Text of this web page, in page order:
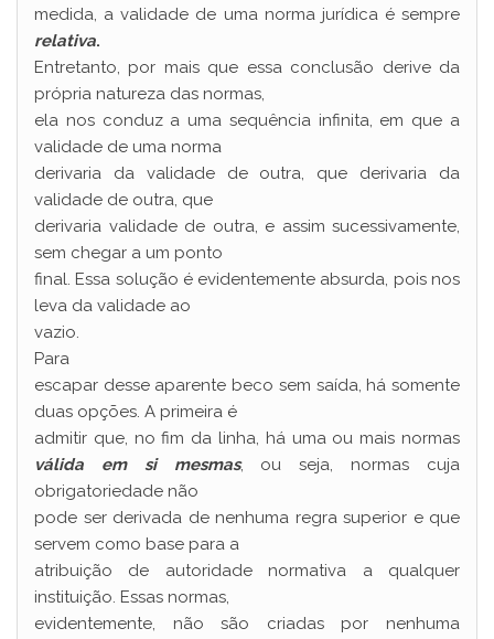
medida, a validade de uma norma jurídica é sempre
relativa.
Entretanto, por mais que essa conclusão derive da
própria natureza das normas,
ela nos conduz a uma sequência infinita, em que a
validade de uma norma
derivaria da validade de outra, que derivaria da
validade de outra, que
derivaria validade de outra, e assim sucessivamente,
sem chegar a um ponto
final. Essa solução é evidentemente absurda, pois nos
leva da validade ao
vazio.
Para
escapar desse aparente beco sem saída, há somente
duas opções. A primeira é
admitir que, no fim da linha, há uma ou mais normas
válida em si mesmas, ou seja, normas cuja
obrigatoriedade não
pode ser derivada de nenhuma regra superior e que
servem como base para a
atribuição de autoridade normativa a qualquer
instituição. Essas normas,
evidentemente, não são criadas por nenhuma